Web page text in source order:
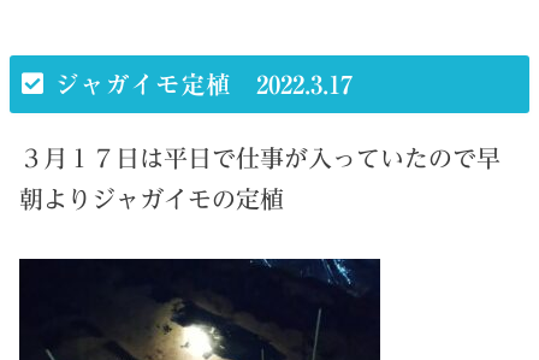
ジャガイモ定植 2022.3.17
３月１７日は平日で仕事が入っていたので早
朝よりジャガイモの定植